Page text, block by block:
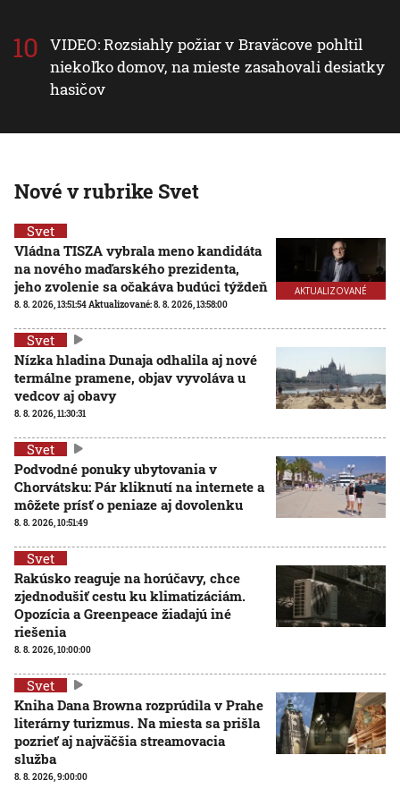
VIDEO: Rozsiahly požiar v Braväcove pohltil
niekoľko domov, na mieste zasahovali desiatky
hasičov
Nové v rubrike Svet
AKTUALIZOVANÉ
Svet
Vládna TISZA vybrala meno kandidáta
na nového maďarského prezidenta,
jeho zvolenie sa očakáva budúci týždeň
8. 8. 2026, 13:51:54Aktualizované:8. 8. 2026, 13:58:00
Svet
Nízka hladina Dunaja odhalila aj nové
termálne pramene, objav vyvoláva u
vedcov aj obavy
8. 8. 2026, 11:30:31
Svet
Podvodné ponuky ubytovania v
Chorvátsku: Pár kliknutí na internete a
môžete prísť o peniaze aj dovolenku
8. 8. 2026, 10:51:49
Svet
Rakúsko reaguje na horúčavy, chce
zjednodušiť cestu ku klimatizáciám.
Opozícia a Greenpeace žiadajú iné
riešenia
8. 8. 2026, 10:00:00
Svet
Kniha Dana Browna rozprúdila v Prahe
literárny turizmus. Na miesta sa prišla
pozrieť aj najväčšia streamovacia
služba
8. 8. 2026, 9:00:00